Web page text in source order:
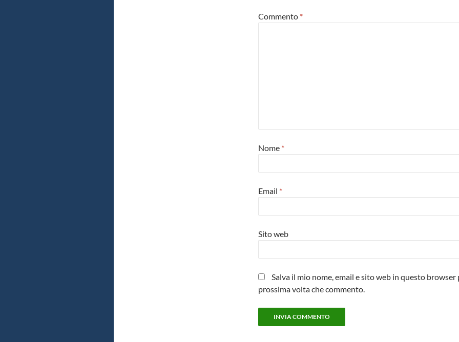
Commento *
Nome *
Email *
Sito web
Salva il mio nome, email e sito web in questo browser
prossima volta che commento.